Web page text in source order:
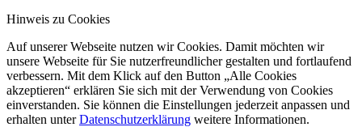
Hinweis zu Cookies
Auf unserer Webseite nutzen wir Cookies. Damit möchten wir
unsere Webseite für Sie nutzerfreundlicher gestalten und fortlaufend
verbessern. Mit dem Klick auf den Button „Alle Cookies
akzeptieren“ erklären Sie sich mit der Verwendung von Cookies
einverstanden. Sie können die Einstellungen jederzeit anpassen und
erhalten unterDatenschutzerklärung weitere Informationen.